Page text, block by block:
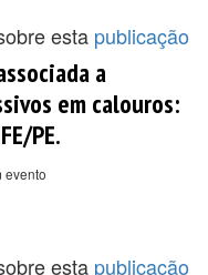
esta publicação
a
em calouros:
PE.
evento
esta publicação